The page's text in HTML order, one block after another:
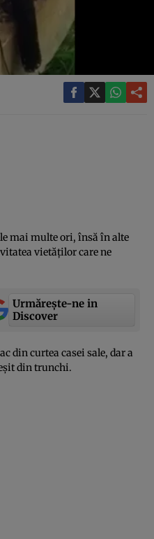
mai multe ori, însă în alte
vietăţilor care ne
Urmărește-ne in
Discover
din curtea casei sale, dar a
din trunchi.